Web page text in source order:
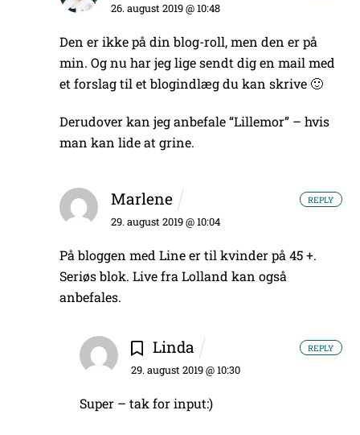
26. august 2019 @ 10:48
Den er ikke på din blog-roll, men den er på
min. Og nu har jeg lige sendt dig en mail med
et forslag til et blogindlæg du kan skrive 🙂
Derudover kan jeg anbefale “Lillemor” – hvis
man kan lide at grine.
Marlene
29. august 2019 @ 10:04
På bloggen med Line er til kvinder på 45 +.
Seriøs blok. Live fra Lolland kan også
anbefales.
REPLY
Linda
29. august 2019 @ 10:30
Super – tak for input:)
REPLY